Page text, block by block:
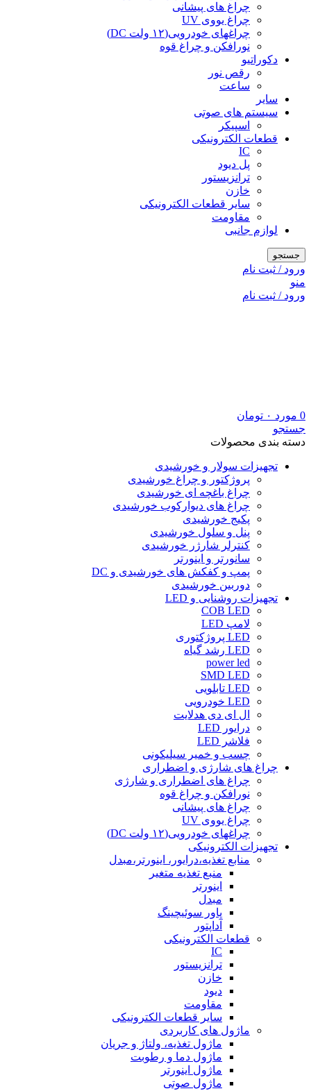
چراغ های پیشانی
چراغ یووی UV
چراغهای خودرویی(۱۲ ولت DC)
نورافکن و چراغ قوه
دکوراتیو
رقص نور
ساعت
سایر
سیستم های صوتی
اسپیکر
قطعات الکترونیکی
IC
پل دیود
ترانزیستور
خازن
سایر قطعات الکترونیکی
مقاومت
لوازم جانبی
جستجو
ورود / ثبت نام
منو
ورود / ثبت نام
0 مورد ۰ تومان
جستجو
دسته بندی محصولات
تجهیزات سولار و خورشیدی
پروژکتور و چراغ خورشیدی
چراغ باغچه ای خورشیدی
چراغ های دیوارکوب خورشیدی
پکیج خورشیدی
پنل و سلول خورشیدی
کنترلر شارژر خورشیدی
سانورتر و اینورتر
پمپ و کفکش های خورشیدی و DC
دوربین خورشیدی
تجهیزات روشنایی و LED
COB LED
لامپ LED
LED پروژکتوری
LED رشد گیاه
power led
SMD LED
LED تابلویی
LED خودرویی
ال ای دی هدلایت
درایور LED
فلاشر LED
چسب و خمیر سیلیکونی
چراغ های شارژی و اضطراری
چراغ های اضطراری و شارژی
نورافکن و چراغ قوه
چراغ های پیشانی
چراغ یووی UV
چراغهای خودرویی(۱۲ ولت DC)
تجهیزات الکترونیکی
منابع تغذیه،درایور، اینورتر،مبدل
منبع تغذیه متغیر
اینورتر
مبدل
پاور سوئیچینگ
آداپتور
قطعات الکترونیکی
IC
ترانزیستور
خازن
دیود
مقاومت
سایر قطعات الکترونیکی
ماژول های کاربردی
ماژول تغذیه، ولتاژ و جریان
ماژول دما و رطوبت
ماژول اینورتر
ماژول صوتی